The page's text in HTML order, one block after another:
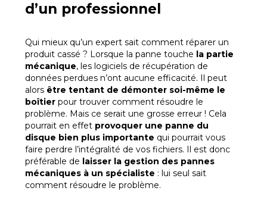
d’un professionnel
Qui mieux qu’un expert sait comment réparer un
produit cassé ? Lorsque la panne touche la partie
mécanique, les logiciels de récupération de
données perdues n’ont aucune efficacité. Il peut
alors être tentant de démonter soi-même le
boîtier pour trouver comment résoudre le
problème. Mais ce serait une grosse erreur ! Cela
pourrait en effet provoquer une panne du
disque bien plus importante qui pourrait vous
faire perdre l’intégralité de vos fichiers. Il est donc
préférable de laisser la gestion des pannes
mécaniques à un spécialiste : lui seul sait
comment résoudre le problème.